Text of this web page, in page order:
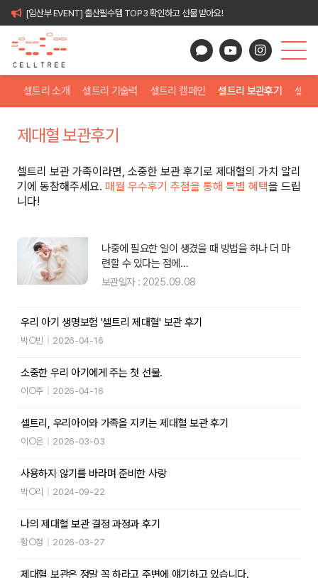
[임산부 EVENT] 출산필수템 TOP3 확인하고 선물 받아요!
셀트리 소개 셀트리 기술력 셀트리 캠페인 셀트리 보관후기 셀트
제대혈 보관후기
셀트리 보관 가족이라면, 소중한 보관 후기로 제대혈의 가치 알리
기에 동참해주세요. 매월 우수후기 추첨을 통해 특별 혜택을 드립
니다!
나중에 필요한 일이 생겼을 때 방법을 하나 더 마
련할 수 있다는 점에…
보관일자 : 2025.09.08
우리 아기 생명보험 '셀트리 제대혈' 보관 후기
박○빈 2026-04-16
소중한 우리 아기에게 주는 첫 선물.
이○주 2026-04-16
셀트리, 우리아이와 가족을 지키는 제대혈 보관 후기
이○은 2026-03-03
사용하지 않기를 바라며 준비한 사랑
박○리 2024-09-22
나의 제대혈 보관 결정 과정과 후기
황○정 2026-03-27
제대혈 보관은 정말 꼭 하라고 주변에 얘기하고 있습니다.